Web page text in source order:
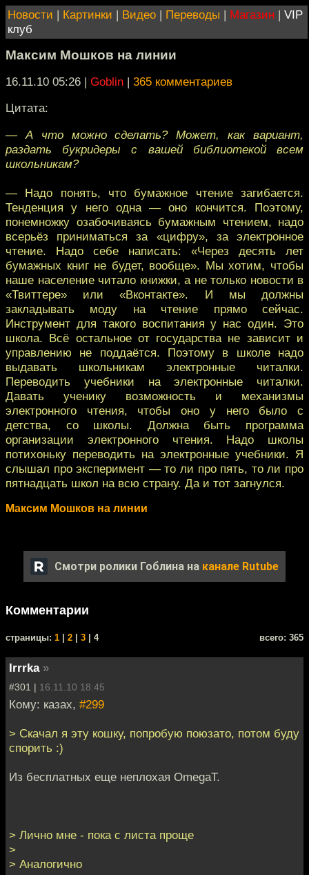
Новости | Картинки | Видео | Переводы | Магазин | VIP
клуб
Максим Мошков на линии
16.11.10 05:26 | Goblin | 365 комментариев
Цитата:
— А что можно сделать? Может, как вариант,
раздать букридеры с вашей библиотекой всем
школьникам?
— Надо понять, что бумажное чтение загибается.
Тенденция у него одна — оно кончится. Поэтому,
понемножку озабочиваясь бумажным чтением, надо
всерьёз приниматься за «цифру», за электронное
чтение. Надо себе написать: «Через десять лет
бумажных книг не будет, вообще». Мы хотим, чтобы
наше население читало книжки, а не только новости в
«Твиттере» или «Вконтакте». И мы должны
закладывать моду на чтение прямо сейчас.
Инструмент для такого воспитания у нас один. Это
школа. Всё остальное от государства не зависит и
управлению не поддаётся. Поэтому в школе надо
выдавать школьникам электронные читалки.
Переводить учебники на электронные читалки.
Давать ученику возможность и механизмы
электронного чтения, чтобы оно у него было с
детства, со школы. Должна быть программа
организации электронного чтения. Надо школы
потихоньку переводить на электронные учебники. Я
слышал про эксперимент — то ли про пять, то ли про
пятнадцать школ на всю страну. Да и тот загнулся.
Максим Мошков на линии
Смотри ролики Гоблина на канале Rutube
Комментарии
cтраницы: 1 2 3 | 4 всего: 365
Irrrka »
#301 | 16.11.10 18:45
Кому: казах, #299
> Скачал я эту кошку, попробую поюзато, потом буду
спорить :)
Из бесплатных еще неплохая OmegaT.
> Лично мне - пока с листа проще
>
> Аналогично